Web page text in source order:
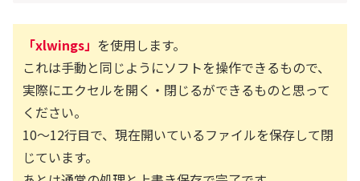
「xlwings」 を使用します。
これは手動と同じようにソフトを操作できるもので、
実際にエクセルを開く・閉じるができるものと思って
ください。
10～12行目で、現在開いているファイルを保存して閉
じています。